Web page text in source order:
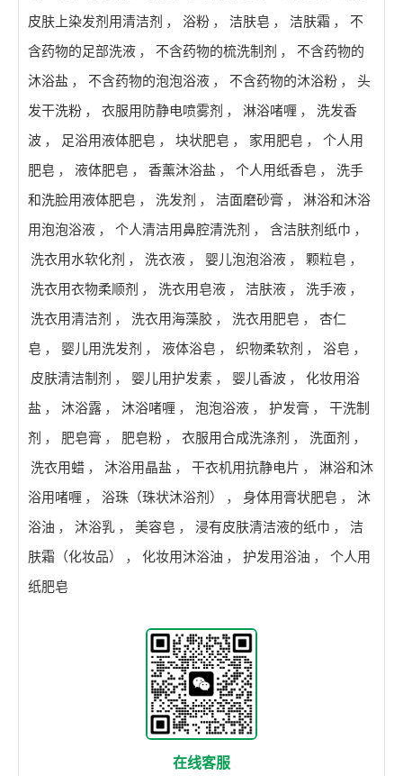
皮肤上染发剂用清洁剂 ， 浴粉 ， 洁肤皂 ， 洁肤霜 ，
不
含药物的足部洗液 ， 不含药物的梳洗制剂 ，
不含药物的
沐浴盐 ， 不含药物的泡泡浴液 ， 不含药物的沐浴粉 ，
头
发干洗粉​ ， 衣服用防静电喷雾剂 ， 淋浴啫喱 ，
洗发香
波 ， 足浴用液体肥皂 ， 块状肥皂 ， 家用肥皂 ，
个人用
肥皂 ， 液体肥皂 ， 香薰沐浴盐 ， 个人用纸香皂 ，
洗手
和洗脸用液体肥皂 ， 洗发剂 ， 洁面磨砂膏 ，
淋浴和沐浴
用泡泡浴液 ， 个人清洁用鼻腔清洗剂 ， 含洁肤剂纸巾 ，
洗衣用水软化剂 ， 洗衣液 ， 婴儿泡泡浴液 ， 颗粒皂 ，
洗衣用衣物柔顺剂 ， 洗衣用皂液 ， 洁肤液 ， 洗手液 ，
洗衣用清洁剂 ， 洗衣用海藻胶 ， 洗衣用肥皂 ，
杏仁
皂 ， 婴儿用洗发剂 ， 液体浴皂 ， 织物柔软剂 ， 浴皂 ，
皮肤清洁制剂 ， 婴儿用护发素 ， 婴儿香波 ，
化妆用浴
盐 ， 沐浴露 ， 沐浴啫喱 ， 泡泡浴液 ， 护发膏 ，
干洗制
剂 ， 肥皂膏 ， 肥皂粉 ， 衣服用合成洗涤剂 ， 洗面剂 ，
洗衣用蜡 ， 沐浴用晶盐 ， 干衣机用抗静电片 ，
淋浴和沐
浴用啫喱 ， 浴珠（珠状沐浴剂） ， 身体用膏状肥皂 ，
沐
浴油 ， 沐浴乳 ， 美容皂 ， 浸有皮肤清洁液的纸巾 ，
洁
肤霜（化妆品）
， 化妆用沐浴油 ， 护发用浴油 ，
个人用
纸肥皂
在线客服